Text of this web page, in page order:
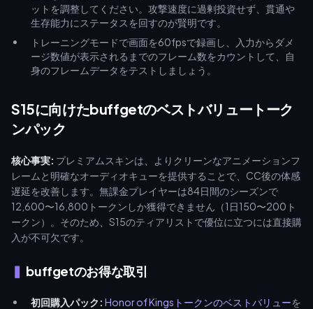
ットを調整してください。攻撃速度に過剰投資せず、貫通や
生存能力にステータスを回すのが賢明です。
トレーニングモードで画面を60fpsで録画し、入力からダメ
ージ数値が表示されるまでのフレーム数をカウントして、自
身のフレームデータをテストしましょう。
S15に向けたbuffgetのベストバリュートーク
ンパック
核心事実: プレミアムスキンは、よりクリーンなアニメーションフ
レームと明確なオーディオキューを提供することで、CC後の体感
遅延を改善します。無課金プレイヤーは84日間のシーズンで
12,600〜16,800トークンしか獲得できません（1日150〜200ト
ークン）。そのため、S15のティアリストで優位に立つには直接購
入が不可欠です。
buffgetのお得な取引
初回購入パック: Honor of Kingsトークンのベストバリューを